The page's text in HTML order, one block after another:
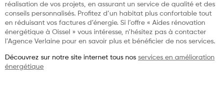
réalisation de vos projets, en assurant un service de qualité et des
conseils personnalisés. Profitez d’un habitat plus confortable tout
en réduisant vos factures d’énergie. Si l’offre « Aides rénovation
énergétique à Oissel » vous intéresse, n’hésitez pas à contacter
l’Agence Verlaine pour en savoir plus et bénéficier de nos services.
Découvrez sur notre site internet tous nos services en amélioration
énergétique